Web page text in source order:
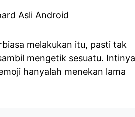
melakukan itu, pasti tak
mengetik sesuatu. Intinya
hanyalah menekan lama